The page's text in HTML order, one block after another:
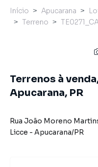
Início Apucarana
Terreno
Terrenos à
Apucarana, PR
Rua João Moreno
Licce - Apucarana/PR